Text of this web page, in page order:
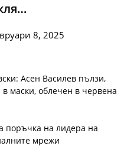
8, 2025
Асен Василев пълзи,
маски, облечен в червена
поръчка на лидера на
мрежи